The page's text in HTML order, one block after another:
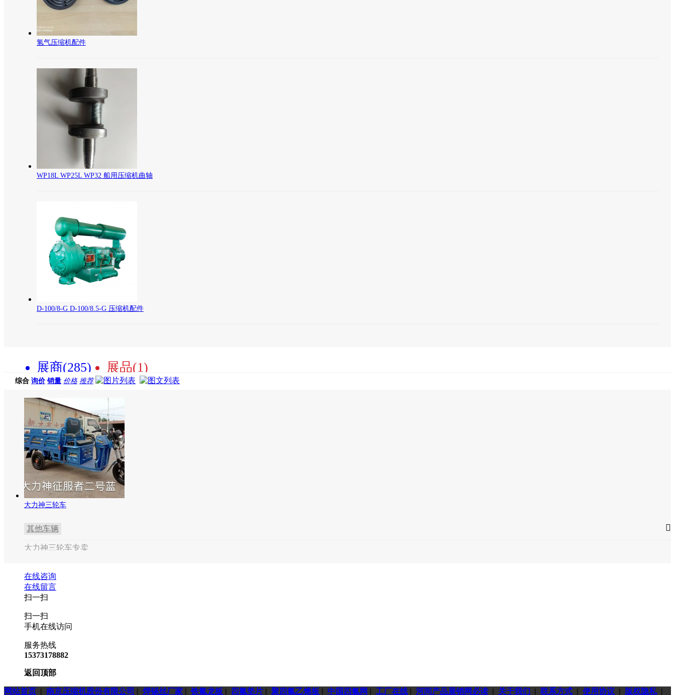
氢气压缩机配件
WP18L WP25L WP32 船用压缩机曲轴
D-100/8-G D-100/8.5-G 压缩机配件
展商(285) 展品(1)
综合 询价 销量 价格 推荐
大力神三轮车
其他车辆 
大力神三轮车专卖
在线咨询
在线留言
扫一扫
扫一扫
手机在线访问
服务热线
15373178882
返回顶部
网站首页 | 南京压缩机股份有限公司 | 焊锡丝厂家 | 铁氟龙板 | 四氟垫片 | 聚四氟乙烯板 | 中国四氟网 | 工厂在线 | 河间产品展销网必读 | 关于我们 | 联系方式 | 使用协议 | 版权隐私 |